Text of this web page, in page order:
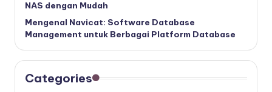
NAS dengan Mudah
Mengenal Navicat: Software Database
Management untuk Berbagai Platform Database
Categories